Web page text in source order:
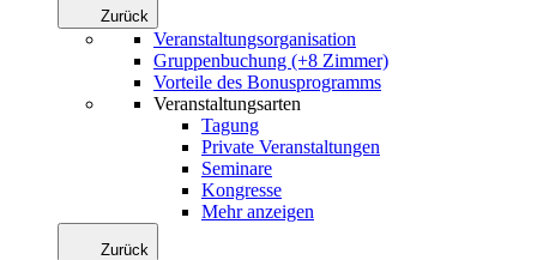
Zurück
Veranstaltungsorganisation
Gruppenbuchung (+8 Zimmer)
Vorteile des Bonusprogramms
Veranstaltungsarten
Tagung
Private Veranstaltungen
Seminare
Kongresse
Mehr anzeigen
Zurück